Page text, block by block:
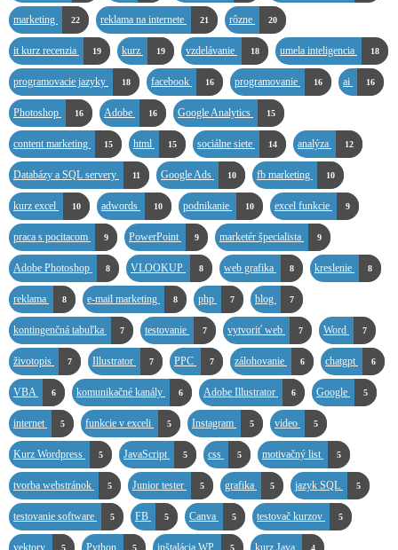
marketing 22 reklama na internete 21 rôzne 20
it kurz recenzia 19 kurz 19 vzdelávanie 18 umela inteligencia 18
programovacie jazyky 18 facebook 16 programovanie 16 ai 16
Photoshop 16 Adobe 16 Google Analytics 15
content marketing 15 html 15 sociálne siete 14 analýza 12
Databázy a SQL servery 11 Google Ads 10 fb marketing 10
kurz excel 10 adwords 10 podnikanie 10 excel funkcie 9
praca s pocitacom 9 PowerPoint 9 marketér špecialista 9
Adobe Photoshop 8 VLOOKUP 8 web grafika 8 kreslenie 8
reklama 8 e-mail marketing 8 php 7 blog 7
kontingenčná tabuľka 7 testovanie 7 vytvoriť web 7 Word 7
životopis 7 Illustrator 7 PPC 7 zálohovanie 6 chatgpt 6
VBA 6 komunikačné kanály 6 Adobe Illustrator 6 Google 5
internet 5 funkcie v exceli 5 Instagram 5 video 5
Kurz Wordpress 5 JavaScript 5 css 5 motivačný list 5
tvorba webstránok 5 Junior tester 5 grafika 5 jazyk SQL 5
testovanie software 5 FB 5 Canva 5 testovač kurzov 5
vektory 5 Python 5 inštalácia WP 5 kurz Java 4